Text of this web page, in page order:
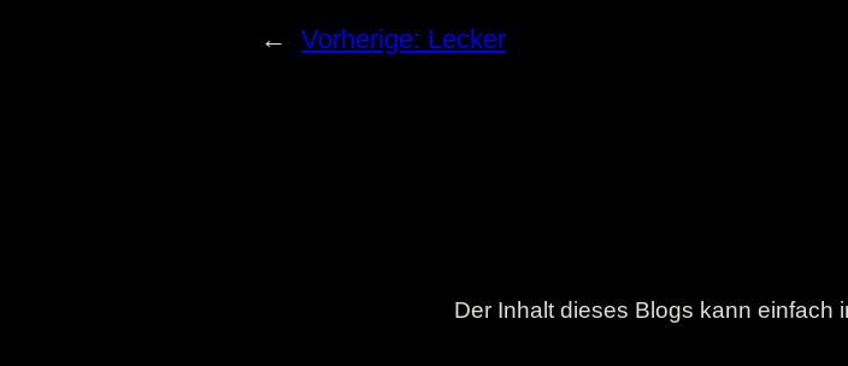
← Vorherige: Lecker
Der Inhalt dieses Blogs kann einfach